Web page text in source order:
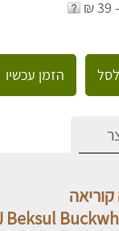
הזמן עכשיו
Beksul